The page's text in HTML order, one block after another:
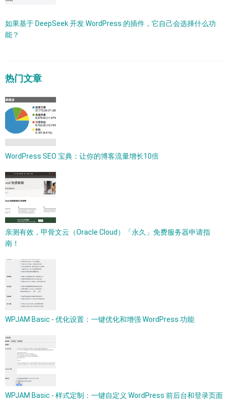
如果基于 DeepSeek 开发 WordPress 的插件，它自己会选择什么功
能？
热门文章
WordPress SEO 宝典：让你的博客流量增长10倍
亲测有效，甲骨文云（Oracle Cloud）「永久」免费服务器申请指
南！
WPJAM Basic - 优化设置：一键优化和增强 WordPress 功能
WPJAM Basic - 样式定制：一键自定义 WordPress 前后台和登录页面